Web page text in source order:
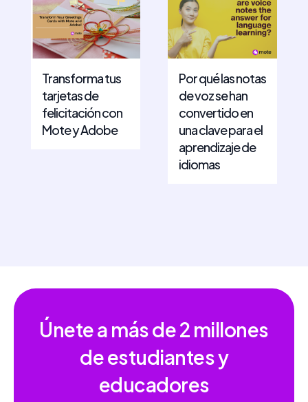
Transforma tus
tarjetas de
felicitación con
Mote y Adobe
Por qué las notas
de voz se han
convertido en
una clave para el
aprendizaje de
idiomas
Únete a más de2 millones
de estudiantes y
educadores